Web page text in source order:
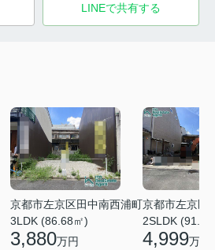
LINEで共有する
京都市左京区田中南西浦町
3LDK (86.68㎡)
3,880万円
京都市左京区
2SLDK (91.40
4,999万円